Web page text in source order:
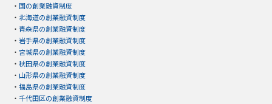
・ 国の創業融資制度
・ 北海道の創業融資制度
・ 青森県の創業融資制度
・ 岩手県の創業融資制度
・ 宮城県の創業融資制度
・ 秋田県の創業融資制度
・ 山形県の創業融資制度
・ 福島県の創業融資制度
・ 千代田区の創業融資制度